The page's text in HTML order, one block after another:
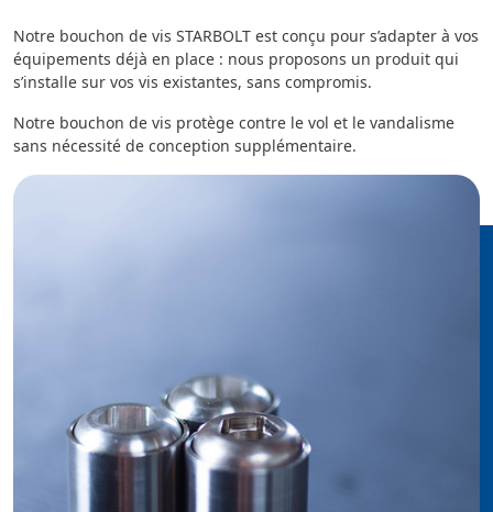
Notre bouchon de vis STARBOLT est conçu pour s’adapter à vos
équipements déjà en place : nous proposons un produit qui
s’installe sur vos vis existantes, sans compromis.
Notre bouchon de vis protège contre le vol et le vandalisme
sans nécessité de conception supplémentaire.